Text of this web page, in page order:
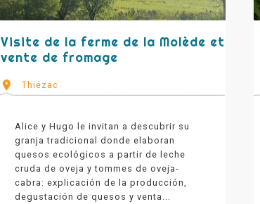
Visite de la ferme de la Molède et
vente de fromage
Thiézac
Alice y Hugo le invitan a descubrir su
granja tradicional donde elaboran
quesos ecológicos a partir de leche
cruda de oveja y tommes de oveja-
cabra: explicación de la producción,
degustación de quesos y venta...